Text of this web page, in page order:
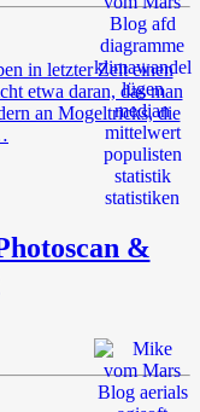
in letzter Zeit einen
etwa daran, das man
an Mogeltricks, die
&